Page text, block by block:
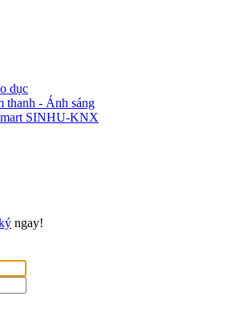
dục
thanh - Ánh sáng
SINHU-KNX
ngay!